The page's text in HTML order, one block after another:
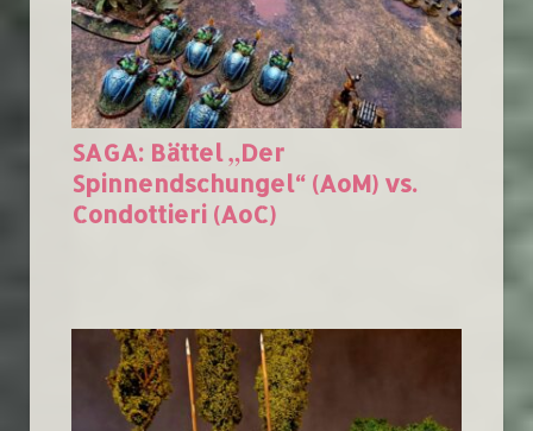
SAGA: Bättel „Der
Spinnendschungel“ (AoM) vs.
Condottieri (AoC)